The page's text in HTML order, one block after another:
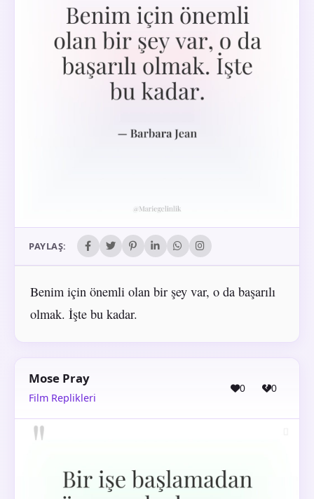
PAYLAŞ:
Benim için önemli olan bir şey var, o da başarılı
olmak. İşte bu kadar.
Mose Pray
Film Replikleri
0 0